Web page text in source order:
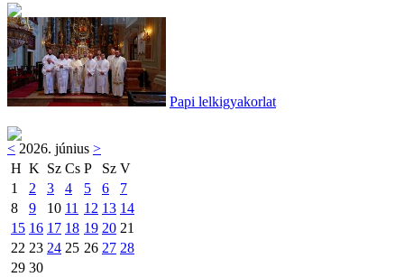
Papi lelkigyakorlat
< 2026. június >
H K Sz Cs P Sz V
1
2 3 4 5 6
7
8
9 10 11 12 13 14
15 16 17 18 19 20 21
22 23 24 25 26 27 28
29 30